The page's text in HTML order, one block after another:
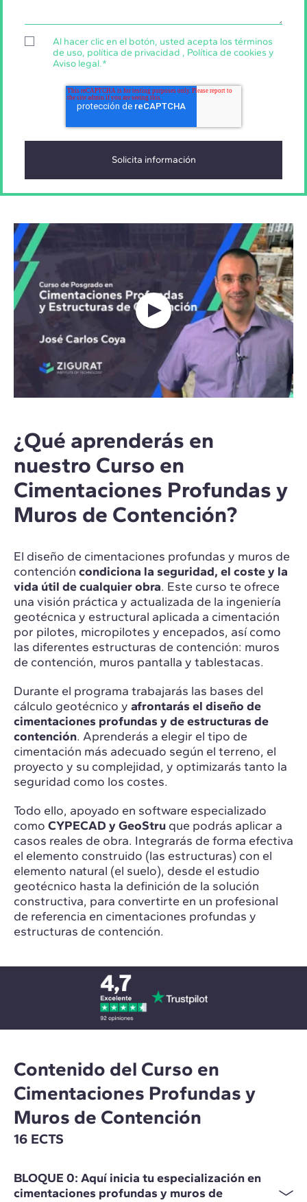
Al hacer clic en el botón, usted acepta los términos
de uso, política de privacidad , Política de cookies y
Aviso legal.*
¿Qué aprenderás en
nuestro Curso en
Cimentaciones Profundas y
Muros de Contención?
El diseño de cimentaciones profundas y muros de
contención condiciona la seguridad, el coste y la
vida útil de cualquier obra. Este curso te ofrece
una visión práctica y actualizada de la ingeniería
geotécnica y estructural aplicada a cimentación
por pilotes, micropilotes y encepados, así como
las diferentes estructuras de contención: muros
de contención, muros pantalla y tablestacas.
Durante el programa trabajarás las bases del
cálculo geotécnico y afrontarás el diseño de
cimentaciones profundas y de estructuras de
contención. Aprenderás a elegir el tipo de
cimentación más adecuado según el terreno, el
proyecto y su complejidad, y optimizarás tanto la
seguridad como los costes.
Todo ello, apoyado en software especializado
como CYPECAD y GeoStru que podrás aplicar a
casos reales de obra. Integrarás de forma efectiva
el elemento construido (las estructuras) con el
elemento natural (el suelo), desde el estudio
geotécnico hasta la definición de la solución
constructiva, para convertirte en un profesional
de referencia en cimentaciones profundas y
estructuras de contención.
Contenido del Curso en
Cimentaciones Profundas y
Muros de Contención
16 ECTS
BLOQUE 0: Aquí inicia tu especialización en
cimentaciones profundas y muros de